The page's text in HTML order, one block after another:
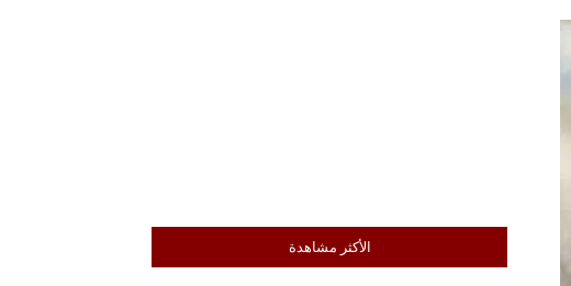
الأكثر مشاهدة